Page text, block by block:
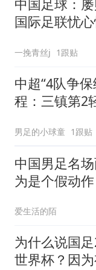
中国足球：屡
国际足联忧
一挽青丝j 1跟贴
中超“4队争
程：三镇第2
男足的小球童 1跟贴
中国男足名
为是个假动
爱生活的陌
为什么说国
世界杯？因为